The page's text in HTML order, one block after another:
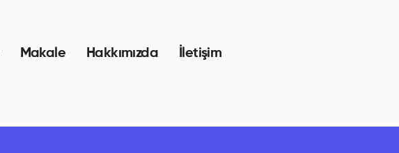
Makale Hakkımızda İletişim